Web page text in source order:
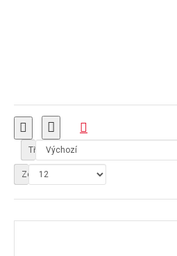
Tříděno podle:
Zobrazit: